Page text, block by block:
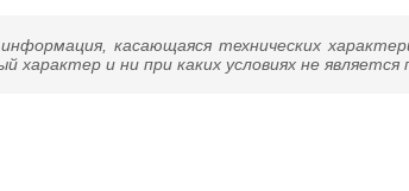
касающаяся технических
характер и ни при каких условиях не является